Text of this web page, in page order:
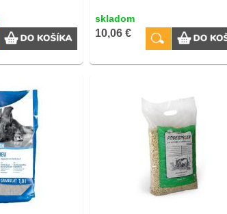
skladom
10,06 €